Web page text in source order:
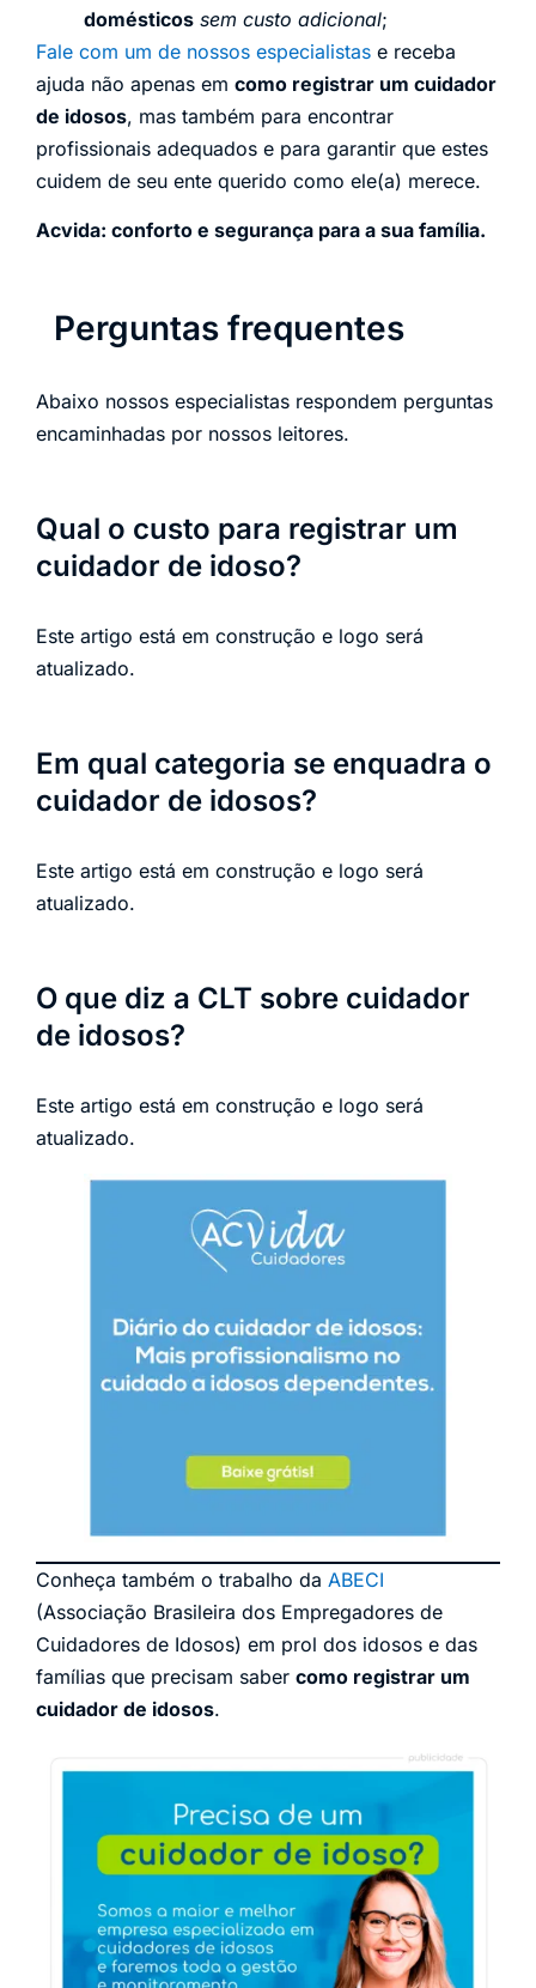
domésticos sem custo adicional;
Fale com um de nossos especialistas e receba
ajuda não apenas em como registrar um cuidador
de idosos, mas também para encontrar
profissionais adequados e para garantir que estes
cuidem de seu ente querido como ele(a) merece.
Acvida: conforto e segurança para a sua família.
Perguntas frequentes
Abaixo nossos especialistas respondem perguntas
encaminhadas por nossos leitores.
Qual o custo para registrar um
cuidador de idoso?
Este artigo está em construção e logo será
atualizado.
Em qual categoria se enquadra o
cuidador de idosos?
Este artigo está em construção e logo será
atualizado.
O que diz a CLT sobre cuidador
de idosos?
Este artigo está em construção e logo será
atualizado.
Conheça também o trabalho da ABECI
(Associação Brasileira dos Empregadores de
Cuidadores de Idosos) em prol dos idosos e das
famílias que precisam saber como registrar um
cuidador de idosos.